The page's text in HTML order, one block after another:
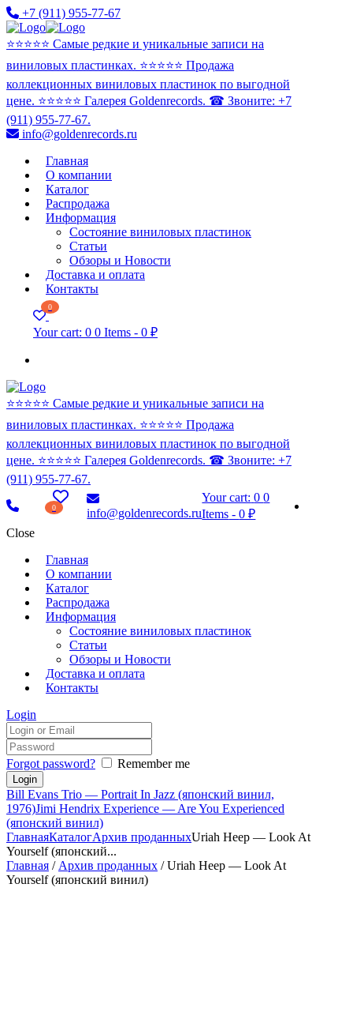
+7 (911) 955-77-67
⭐️⭐️⭐️⭐️⭐️ Самые редкие и уникальные записи на
виниловых пластинках. ⭐️⭐️⭐️⭐️⭐️ Продажа
коллекционных виниловых пластинок по выгодной
цене. ⭐️⭐️⭐️⭐️⭐️ Галерея Goldenrecords. ☎ Звоните: +7
(911) 955-77-67.
info@goldenrecords.ru
Главная
О компании
Каталог
Распродажа
Информация
Состояние виниловых пластинок
Статьи
Обзоры и Новости
Доставка и оплата
Контакты
0
Your cart: 0 0 Items - 0 ₽
⭐️⭐️⭐️⭐️⭐️ Самые редкие и уникальные записи на
виниловых пластинках. ⭐️⭐️⭐️⭐️⭐️ Продажа
коллекционных виниловых пластинок по выгодной
цене. ⭐️⭐️⭐️⭐️⭐️ Галерея Goldenrecords. ☎ Звоните: +7
(911) 955-77-67.
0 info@goldenrecords.ru
Your cart: 00
Items -0 ₽
Close
Главная
О компании
Каталог
Распродажа
Информация
Состояние виниловых пластинок
Статьи
Обзоры и Новости
Доставка и оплата
Контакты
Login
Forgot password? Remember me
Bill Evans Trio — Portrait In Jazz (японский винил,
1976)Jimi Hendrix Experience — Are You Experienced
(японский винил)
ГлавнаяКаталогАрхив проданныхUriah Heep — Look At
Yourself (японский...
Главная / Архив проданных / Uriah Heep — Look At
Yourself (японский винил)